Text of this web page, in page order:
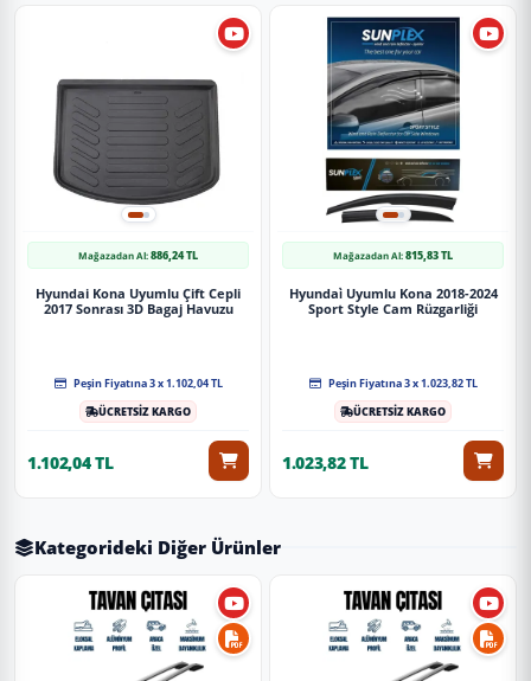
Mağazadan Al:886,24 TL
Hyundai Kona Uyumlu Çift Cepli
2017 Sonrası 3D Bagaj Havuzu
Peşin Fiyatına 3 x 1.102,04 TL
ÜCRETSİZ KARGO
1.102,04 TL
Mağazadan Al:815,83 TL
Hyundai̇ Uyumlu Kona 2018-2024
Sport Style Cam Rüzgarliği
Peşin Fiyatına 3 x 1.023,82 TL
ÜCRETSİZ KARGO
1.023,82 TL
Kategorideki Diğer Ürünler